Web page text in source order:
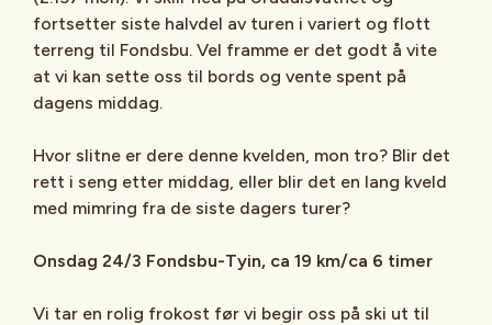
fortsetter siste halvdel av turen i variert og flott
terreng til Fondsbu. Vel framme er det godt å vite
at vi kan sette oss til bords og vente spent på
dagens middag.
Hvor slitne er dere denne kvelden, mon tro? Blir det
rett i seng etter middag, eller blir det en lang kveld
med mimring fra de siste dagers turer?
Onsdag 24/3 Fondsbu-Tyin, ca 19 km/ca 6 timer
Vi tar en rolig frokost før vi begir oss på ski ut til